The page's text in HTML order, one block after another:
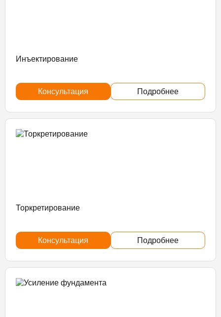
Инъектирование
Консультация Подробнее
Торкретирование
Консультация Подробнее